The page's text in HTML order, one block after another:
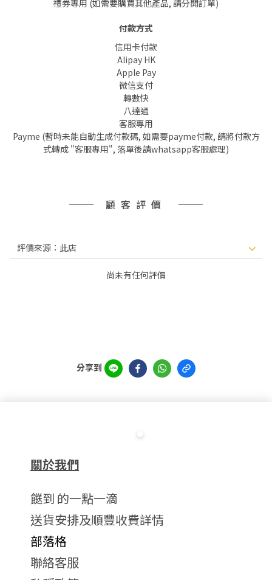
禮券專用 (如需要購買其他產品, 請分開訂單)
付款方式
信用卡付款
Alipay HK
Apple Pay
微信支付
轉數快
八達通
客服專用
Payme (暫時未能自動生成付款碼, 如需要payme付款, 請將付款方
式轉成 "客服專用", 落單後請whatsapp客服處理)
顧客評價
尚未有任何評價
分享到
關於我們
餸到 的一點一滴
送貨安排及順豐收費詳情
部落格
聯絡客服